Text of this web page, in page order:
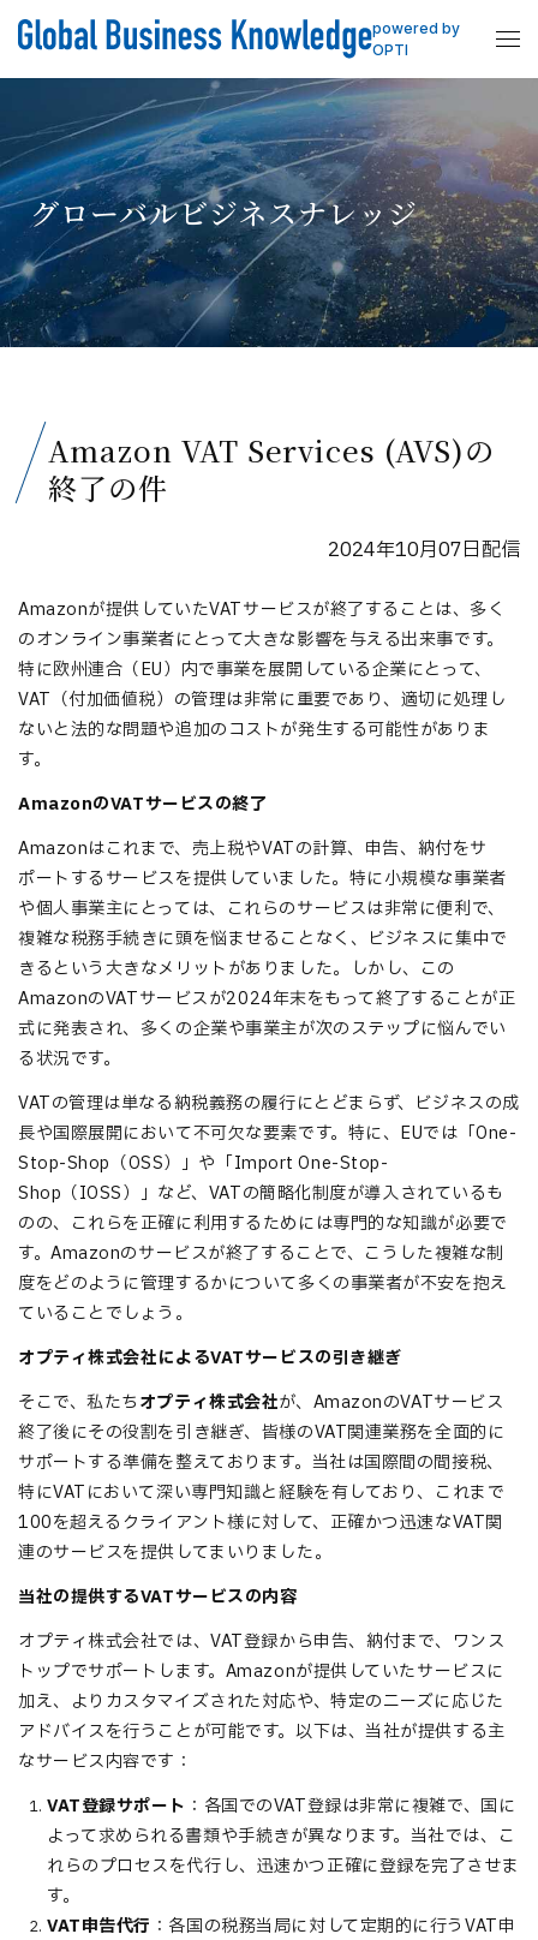
powered by
OPTI
グローバルビジネスナレッジ
Amazon VAT Services (AVS)の
終了の件
2024年10月07日配信
Amazonが提供していたVATサービスが終了することは、多く
のオンライン事業者にとって大きな影響を与える出来事です。
特に欧州連合（EU）内で事業を展開している企業にとって、
VAT（付加価値税）の管理は非常に重要であり、適切に処理し
ないと法的な問題や追加のコストが発生する可能性がありま
す。
AmazonのVATサービスの終了
Amazonはこれまで、売上税やVATの計算、申告、納付をサ
ポートするサービスを提供していました。特に小規模な事業者
や個人事業主にとっては、これらのサービスは非常に便利で、
複雑な税務手続きに頭を悩ませることなく、ビジネスに集中で
きるという大きなメリットがありました。しかし、この
AmazonのVATサービスが2024年末をもって終了することが正
式に発表され、多くの企業や事業主が次のステップに悩んでい
る状況です。
VATの管理は単なる納税義務の履行にとどまらず、ビジネスの成
長や国際展開において不可欠な要素です。特に、EUでは「One-
Stop-Shop（OSS）」や「Import One-Stop-
Shop（IOSS）」など、VATの簡略化制度が導入されているも
のの、これらを正確に利用するためには専門的な知識が必要で
す。Amazonのサービスが終了することで、こうした複雑な制
度をどのように管理するかについて多くの事業者が不安を抱え
ていることでしょう。
オプティ株式会社によるVATサービスの引き継ぎ
そこで、私たちオプティ株式会社が、AmazonのVATサービス
終了後にその役割を引き継ぎ、皆様のVAT関連業務を全面的に
サポートする準備を整えております。当社は国際間の間接税、
特にVATにおいて深い専門知識と経験を有しており、これまで
100を超えるクライアント様に対して、正確かつ迅速なVAT関
連のサービスを提供してまいりました。
当社の提供するVATサービスの内容
オプティ株式会社では、VAT登録から申告、納付まで、ワンス
トップでサポートします。Amazonが提供していたサービスに
加え、よりカスタマイズされた対応や、特定のニーズに応じた
アドバイスを行うことが可能です。以下は、当社が提供する主
なサービス内容です：
VAT登録サポート ：各国でのVAT登録は非常に複雑で、国に
よって求められる書類や手続きが異なります。当社では、こ
れらのプロセスを代行し、迅速かつ正確に登録を完了させま
す。
VAT申告代行 ：各国の税務当局に対して定期的に行うVAT申